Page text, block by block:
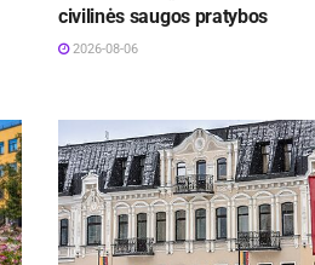
civilinės saugos pratybos
2026-08-06